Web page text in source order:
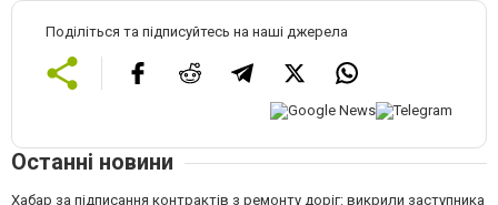
Поділіться та підписуйтесь на наші джерела
Останні новини
Хабар за підписання контрактів з ремонту доріг: викрили заступника